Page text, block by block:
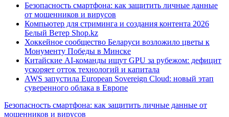
Безопасность смартфона: как защитить личные данные
от мошенников и вирусов
Компьютер для стриминга и создания контента 2026
Белый Ветер Shop.kz
Хоккейное сообщество Беларуси возложило цветы к
Монументу Победы в Минске
Китайские AI-команды ищут GPU за рубежом: дефицит
ускоряет отток технологий и капитала
AWS запустила European Sovereign Cloud: новый этап
суверенного облака в Европе
Безопасность смартфона: как защитить личные данные от
мошенников и вирусов